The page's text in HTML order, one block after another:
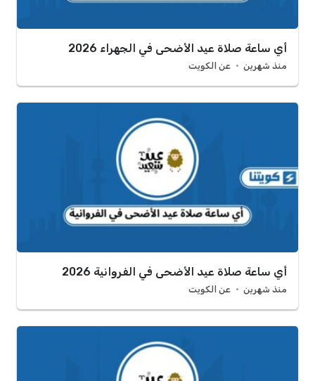
أي ساعة صلاة عيد الأضحى في الجهراء 2026
منذ شهرين عن الكويت
أي ساعة صلاة عيد الأضحى في الفروانية 2026
منذ شهرين عن الكويت